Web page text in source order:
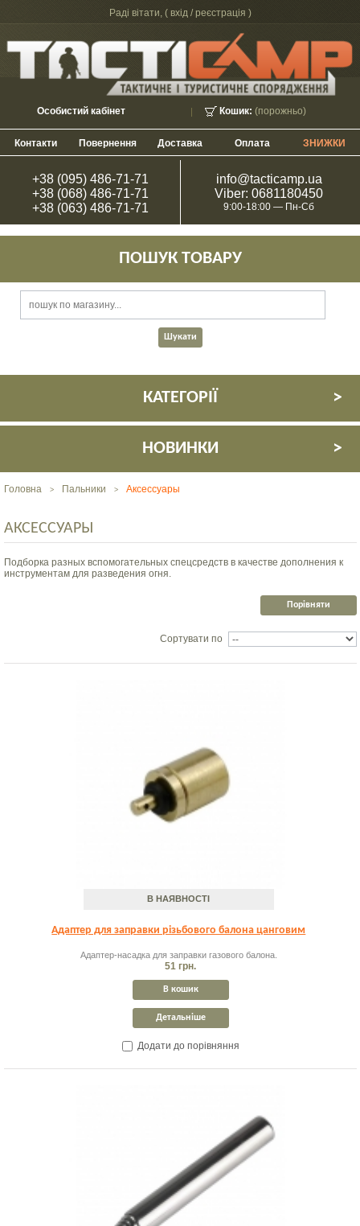
Раді вітати, ( вхід / реєстрація )
Кошик: (порожньо)
Особистий кабінет
Контакти Повернення Доставка Оплата ЗНИЖКИ
+38 (095) 486-71-71
+38 (068) 486-71-71
+38 (063) 486-71-71
info@tacticamp.ua
Viber: 0681180450
9:00-18:00 — Пн-Сб
ПОШУК ТОВАРУ
КАТЕГОРІЇ
НОВИНКИ
Головна > Пальники > Аксессуары
АКСЕССУАРЫ
Подборка разных вспомогательных спецсредств в качестве дополнения к
инструментам для разведения огня.
Сортувати по
В НАЯВНОСТІ
Адаптер для заправки різьбового балона цанговим
Адаптер-насадка для заправки газового балона.
51 грн.
В кошик
Детальніше
Додати до порівняння